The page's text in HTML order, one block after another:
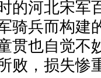
的河北宋军
骑兵而构建
贯也自觉不
败，损失惨